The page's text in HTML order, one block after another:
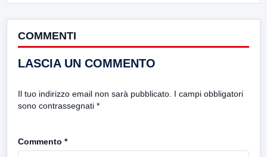
COMMENTI
LASCIA UN COMMENTO
Il tuo indirizzo email non sarà pubblicato. I campi obbligatori
sono contrassegnati *
Commento *